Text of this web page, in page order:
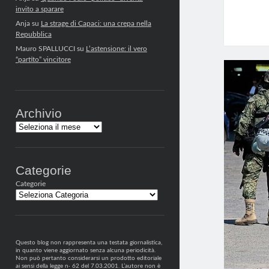
invito a sparare
Anjasu La strage di Capaci: una crepa nella
Repubblica
Mauro SPALLUCCIsu L’astensione: il vero
“partito” vincitore
Archivio
Archivi
Categorie
Categorie
Questo blog non rappresenta una testata giornalistica,
in quanto viene aggiornato senza alcuna periodicità.
Non può pertanto considerarsi un prodotto editoriale
ai sensi della legge n· 62 del 7.03.2001. L’autore non è